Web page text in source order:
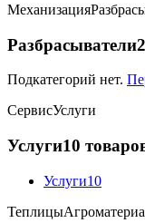
Механизация
Разбрасыватели
Подкатегорий нет.
СервисУслуги
Услуги10
Услуги10
Теплицы